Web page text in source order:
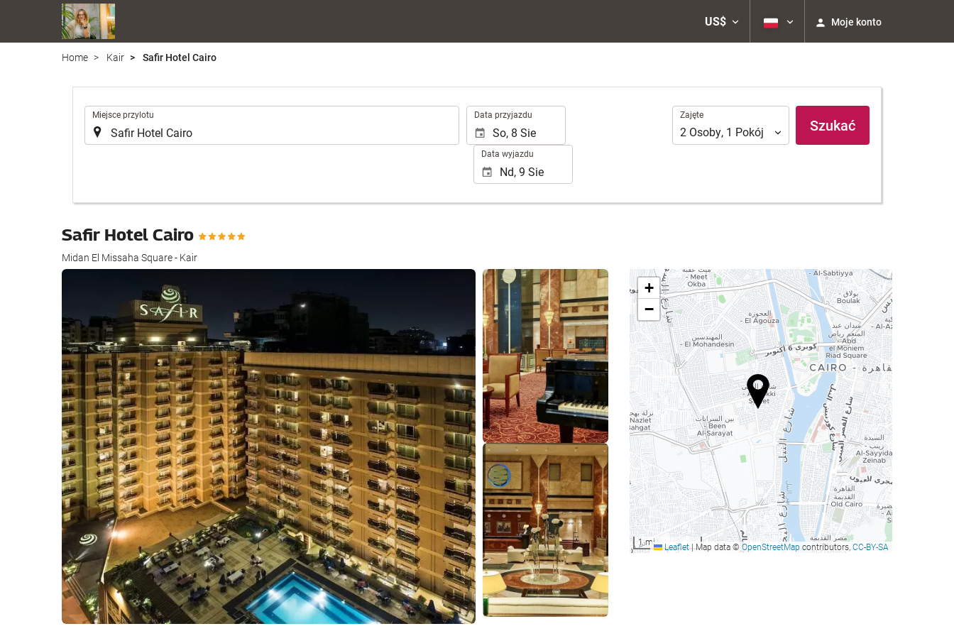
US$ Moje konto
Home Kair Safir Hotel Cairo
Miejsce przylotu Data przyjazdu
Data wyjazdu
Zajęte
Zajęte
2 Osoby, 1 Pokój Szukać
Safir Hotel Cairo
Midan El Missaha Square - Kair
Zobacz 3 zdjęć
+
−
1 mi Leaflet |Map data © OpenStreetMap contributors, CC-BY-SA